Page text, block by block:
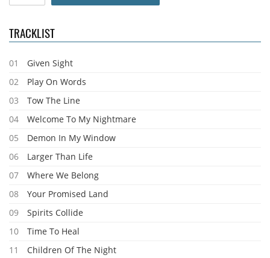
TRACKLIST
01
Given Sight
02
Play On Words
03
Tow The Line
04
Welcome To My Nightmare
05
Demon In My Window
06
Larger Than Life
07
Where We Belong
08
Your Promised Land
09
Spirits Collide
10
Time To Heal
11
Children Of The Night